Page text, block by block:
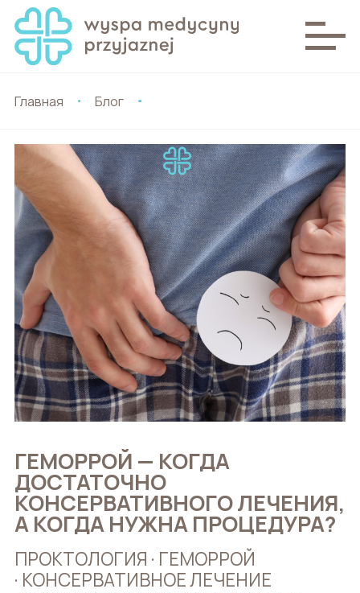
Главная Блог
ГЕМОРРОЙ — КОГДА
ДОСТАТОЧНО
КОНСЕРВАТИВНОГО ЛЕЧЕНИЯ,
А КОГДА НУЖНА ПРОЦЕДУРА?
ПРОКТОЛОГИЯ · ГЕМОРРОЙ
· КОНСЕРВАТИВНОЕ ЛЕЧЕНИЕ